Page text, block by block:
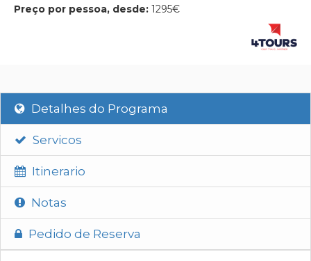
Preço por pessoa, desde: 1295€
Detalhes do Programa
Servicos
Itinerario
Notas
Pedido de Reserva